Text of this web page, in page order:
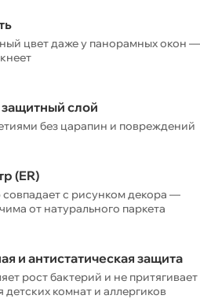
цвет даже у панорамных окон —
слой
без царапин и повреждений
(ER)
с рисунком декора —
от натурального паркета
и антистатическая защита
рост бактерий и не притягивает
комнат и аллергиков